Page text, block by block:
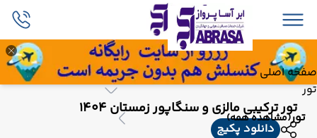
صفحه اصلی
تور
تور(مشاهده همه)
تور ترکیبی مالزی و سنگاپور زمستان 1404
دانلود پکیج